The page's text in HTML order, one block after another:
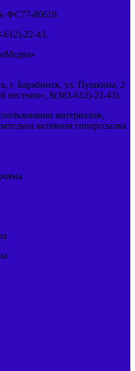
ФС77-80619.
612)-22-43.
г. Барабинск, ул. Пушкина, 2
вестник», 8(383-612)-22-43).
материалов,
активная гиперссылка